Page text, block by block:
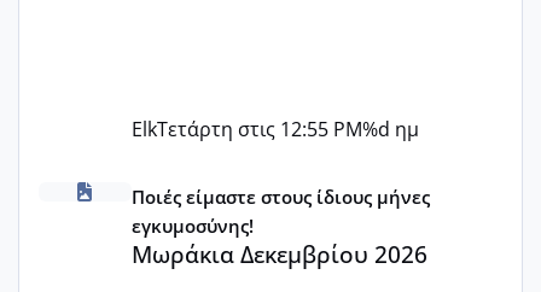
ElkΤετάρτη στις 12:55 PM%d ημ
Μωράκια Δεκεμβρίου 2026
Ποιές είμαστε στους ίδιους μήνες
εγκυμοσύνης!
Μωράκια Δεκεμβρίου 2026